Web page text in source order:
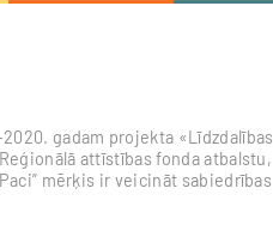
gadam projekta «Līdzdalības
attīstības fonda atbalstu,
mērķis ir veicināt sabiedrības